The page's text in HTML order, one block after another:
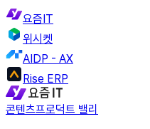
요즘IT
위시켓
AIDP - AX
Rise ERP
콘텐츠프로덕트 밸리